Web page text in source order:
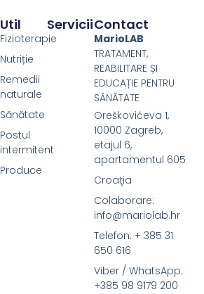
Servicii
Util
Fizioterapie
Nutriție
Remedii
naturale
Sănătate
Postul
intermitent
Produce
Contact
MarioLAB
TRATAMENT,
REABILITARE ȘI
EDUCAȚIE PENTRU
SĂNĂTATE
Oreškovićeva 1,
10000 Zagreb,
etajul 6,
apartamentul 605
Croaţia
Colaborare:
info@mariolab.hr
Telefon: + 385 31
650 616
Viber / WhatsApp:
+385 98 9179 200